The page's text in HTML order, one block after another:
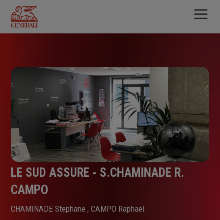
contenu
principal
LE SUD ASSURE - S.CHAMINADE R.
CAMPO
CHAMINADE Stephane , CAMPO Raphaël